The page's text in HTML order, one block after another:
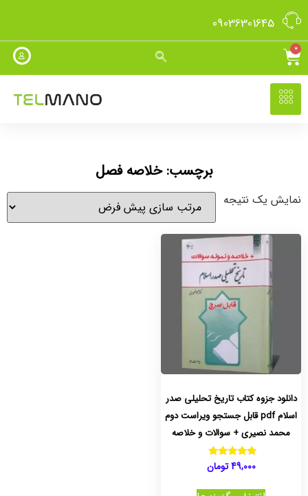
09036301645
0
برچسب: خلاصه فصل
نمایش یک نتیجه
دانلود جزوه کتاب تاریخ تحلیلی صدر
اسلام pdf قابل جستجو ویراست دوم
محمد نصیری + سوالات و خلاصه
نمره
5.0049,000 تومان